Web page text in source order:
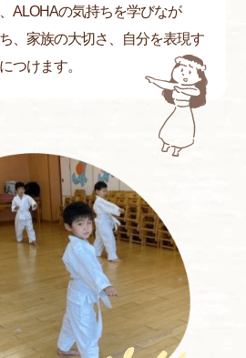
ALOHAの気持ちを学びなが
、家族の大切さ、自分を表現す
つけます。